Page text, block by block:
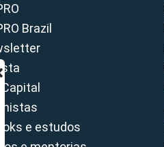
Brazil
Capital
e estudos